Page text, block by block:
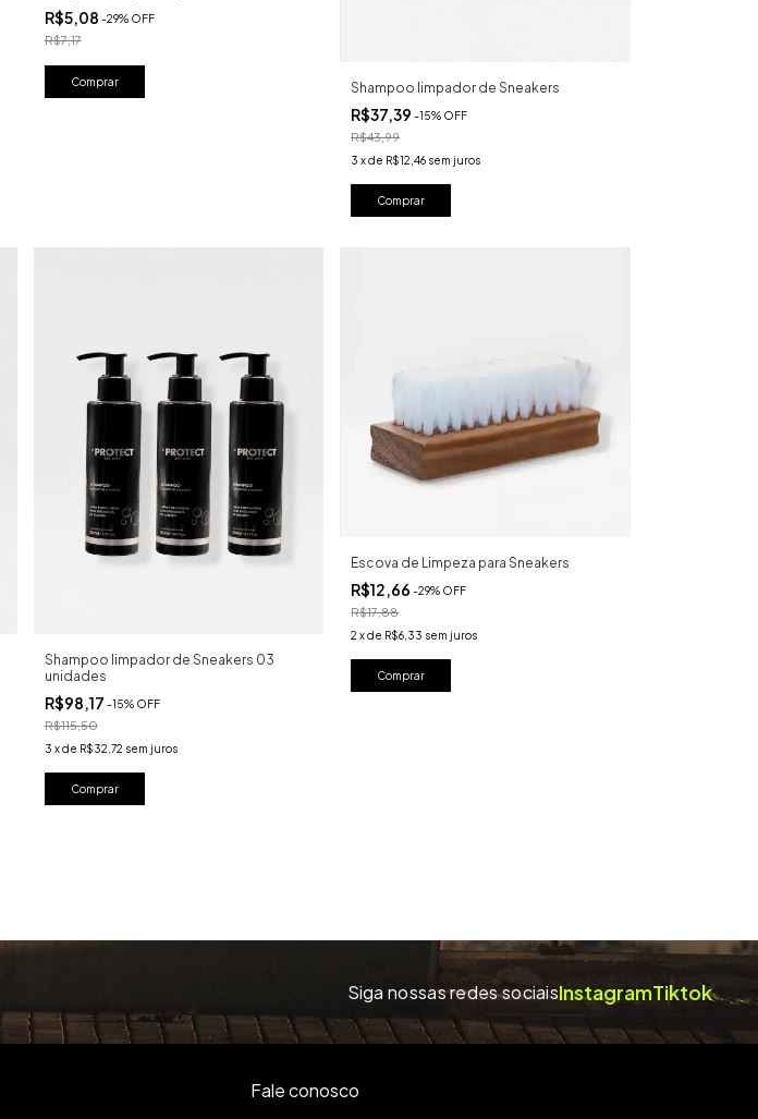
R$5,08 -29% OFF
R$7,17
Shampoo limpador de Sneakers
R$37,39-15% OFF
R$43,99
3 xde R$12,46 sem juros
Shampoo limpador de Sneakers 03
unidades
R$98,17 -15% OFF
R$115,50
3 xde R$32,72 sem juros
Escova de Limpeza para Sneakers
R$12,66-29% OFF
R$17,88
2 xde R$6,33 sem juros
Siga nossas redes sociaisInstagramTiktok
Fale conosco